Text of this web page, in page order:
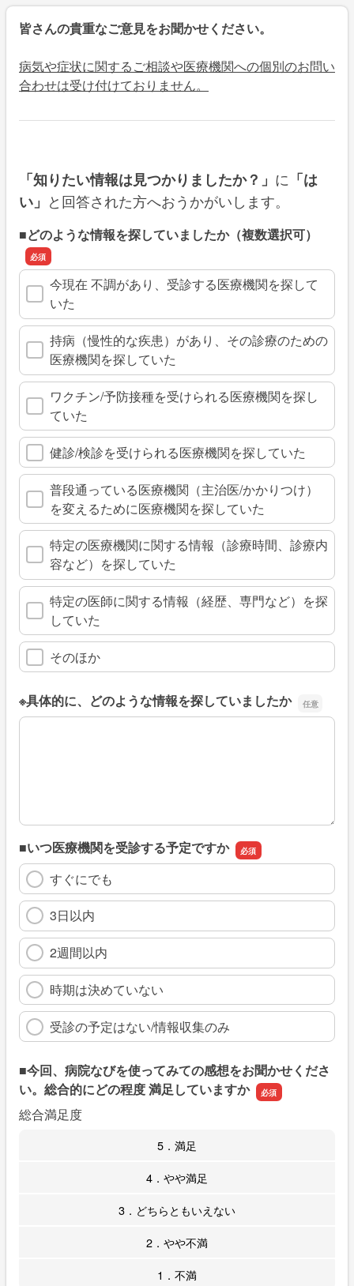
皆さんの貴重なご意見をお聞かせください。
病気や症状に関するご相談や医療機関への個別のお問い
合わせは受け付けておりません。
「知りたい情報は見つかりましたか？」 に 「は
い」 と回答された方へおうかがいします。
■どのような情報を探していましたか（複数選択可）
今現在 不調があり、受診する医療機関を探して
いた
持病（慢性的な疾患）があり、その診療のための
医療機関を探していた
ワクチン/予防接種を受けられる医療機関を探し
ていた
健診/検診を受けられる医療機関を探していた
普段通っている医療機関（主治医/かかりつけ）
を変えるために医療機関を探していた
特定の医療機関に関する情報（診療時間、診療内
容など）を探していた
特定の医師に関する情報（経歴、専門など）を探
していた
そのほか
※具体的に、どのような情報を探していましたか
※具体的に、どのような情報を探していましたか
■いつ医療機関を受診する予定ですか
すぐにでも
3日以内
2週間以内
時期は決めていない
受診の予定はない/情報収集のみ
■今回、病院なびを使ってみての感想をお聞かせくださ
い。総合的にどの程度 満足していますか
総合満足度
5．満足
4．やや満足
3．どちらともいえない
2．やや不満
1．不満